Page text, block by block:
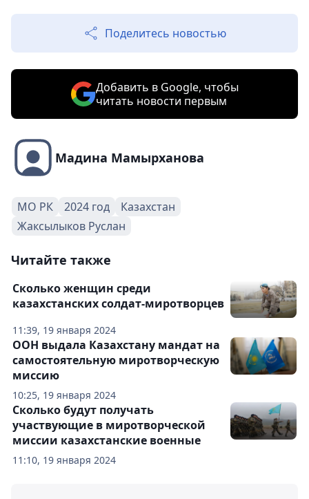
Поделитесь новостью
Добавить в Google, чтобы
читать новости первым
Мадина Мамырханова
МО РК 2024 год
Казахстан
Жаксылыков Руслан
Читайте также
11:39, 19 января 2024
Сколько женщин среди
казахстанских солдат-миротворцев
10:25, 19 января 2024
ООН выдала Казахстану мандат на
самостоятельную миротворческую
миссию
11:10, 19 января 2024
Сколько будут получать
участвующие в миротворческой
миссии казахстанские военные